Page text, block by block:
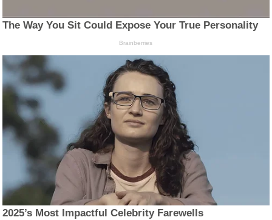
The Way You Sit Could Expose Your True Personality
Brainberries
2025’s Most Impactful Celebrity Farewells